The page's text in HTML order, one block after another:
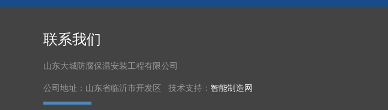
联系我们
山东大城防腐保温安装工程有限公司
公司地址：山东省临沂市开发区 技术支持： 智能制造网